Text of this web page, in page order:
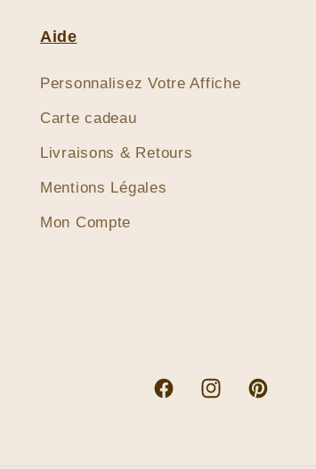
Aide
Personnalisez Votre Affiche
Carte cadeau
Livraisons & Retours
Mentions Légales
Mon Compte
FacebookInstagramPinterest